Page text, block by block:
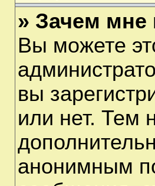
» Зачем мне
Вы можете
вы
или нет. Тем
анонимным